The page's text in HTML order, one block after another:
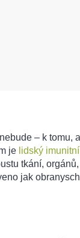
– k tomu,
je lidský
tkání,
jak